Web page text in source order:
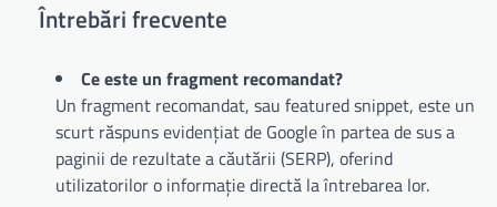
Întrebări frecvente
Ce este un fragment recomandat?
Un fragment recomandat, sau featured snippet, este un
scurt răspuns evidențiat de Google în partea de sus a
paginii de rezultate a căutării (SERP), oferind
utilizatorilor o informație directă la întrebarea lor.